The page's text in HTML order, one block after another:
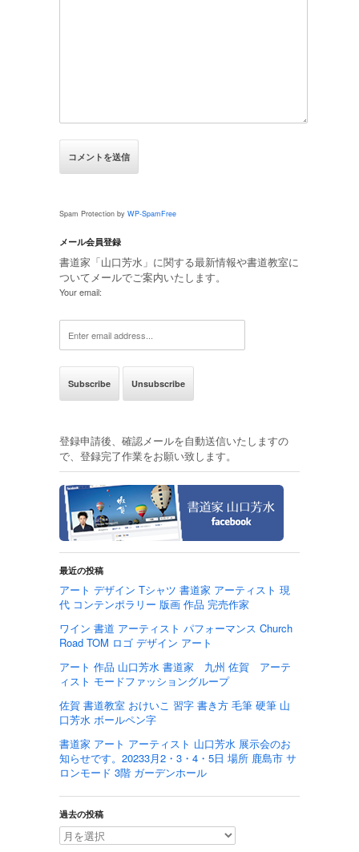
Spam Protection by WP-SpamFree
メール会員登録
書道家「山口芳水」に関する最新情報や書道教室に
ついてメールでご案内いたします。
Your email:
登録申請後、確認メールを自動送信いたしますの
で、登録完了作業をお願い致します。
最近の投稿
アート デザイン Tシャツ 書道家 アーティスト 現
代 コンテンポラリー 版画 作品 完売作家
ワイン 書道 アーティスト パフォーマンス Church
Road TOM ロゴ デザイン アート
アート 作品 山口芳水 書道家 九州 佐賀 アーテ
ィスト モードファッショングループ
佐賀 書道教室 おけいこ 習字 書き方 毛筆 硬筆 山
口芳水 ボールペン字
書道家 アート アーティスト 山口芳水 展示会のお
知らせです。20233月2・3・4・5日 場所 鹿島市 サ
ロンモード 3階 ガーデンホール
過去の投稿